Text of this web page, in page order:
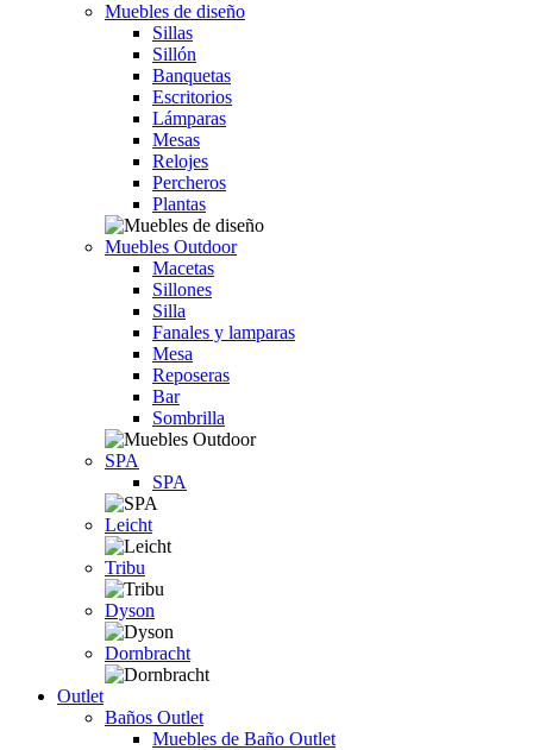
Muebles de diseño
Sillas
Sillón
Banquetas
Escritorios
Lámparas
Mesas
Relojes
Percheros
Plantas
Muebles Outdoor
Macetas
Sillones
Silla
Fanales y lamparas
Mesa
Reposeras
Bar
Sombrilla
SPA
SPA
Leicht
Tribu
Dyson
Dornbracht
Outlet
Baños Outlet
Muebles de Baño Outlet